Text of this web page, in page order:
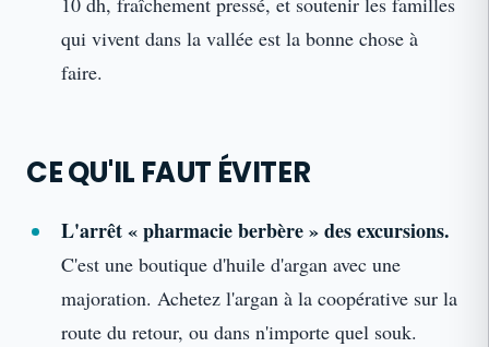
qui vivent dans la vallée est la bonne chose à
faire.
CE QU'IL FAUT ÉVITER
L'arrêt « pharmacie berbère » des excursions.
C'est une boutique d'huile d'argan avec une
majoration. Achetez l'argan à la coopérative sur la
route du retour, ou dans n'importe quel souk.